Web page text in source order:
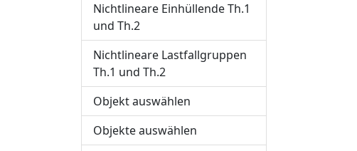
Nichtlineare Einhüllende Th.1
und Th.2
Nichtlineare Lastfallgruppen
Th.1 und Th.2
Objekt auswählen
Objekte auswählen